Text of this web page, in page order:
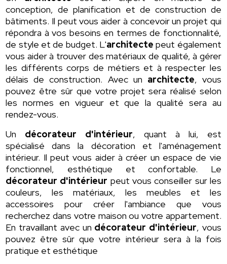
conception, de planification et de construction de
bâtiments. Il peut vous aider à concevoir un projet qui
répondra à vos besoins en termes de fonctionnalité,
de style et de budget. L'architecte peut également
vous aider à trouver des matériaux de qualité, à gérer
les différents corps de métiers et à respecter les
délais de construction. Avec un architecte, vous
pouvez être sûr que votre projet sera réalisé selon
les normes en vigueur et que la qualité sera au
rendez-vous.
Un décorateur d'intérieur, quant à lui, est
spécialisé dans la décoration et l'aménagement
intérieur. Il peut vous aider à créer un espace de vie
fonctionnel, esthétique et confortable. Le
décorateur d'intérieur peut vous conseiller sur les
couleurs, les matériaux, les meubles et les
accessoires pour créer l'ambiance que vous
recherchez dans votre maison ou votre appartement.
En travaillant avec un décorateur d'intérieur, vous
pouvez être sûr que votre intérieur sera à la fois
pratique et esthétique